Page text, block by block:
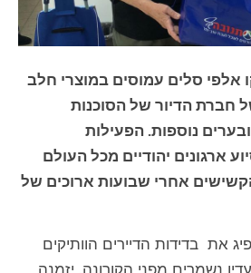
אלפי סלים עמוסים במוצרי חלב
חברת הדיור של הסוכנות
נוספות. הפעילות
ארגונים יהודיים מכל העולם
אחרי שבועות ארוכים של
את בדידות הדיירים הוותיקים